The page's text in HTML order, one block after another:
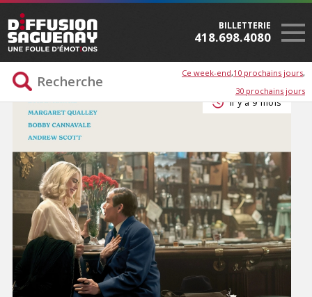
BILLETTERIE
418.698.4080
Ce week-end 10 prochains jours
30 prochains jours
Il y a 9 mois